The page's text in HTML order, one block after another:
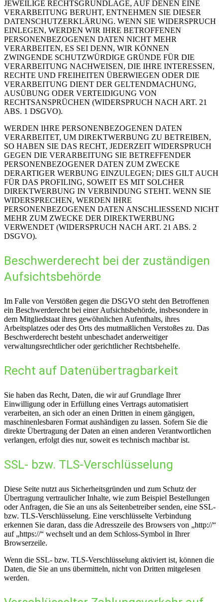
JEWEILIGE RECHTSGRUNDLAGE, AUF DENEN EINE
VERARBEITUNG BERUHT, ENTNEHMEN SIE DIESER
DATENSCHUTZERKLÄRUNG. WENN SIE WIDERSPRUCH
EINLEGEN, WERDEN WIR IHRE BETROFFENEN
PERSONENBEZOGENEN DATEN NICHT MEHR
VERARBEITEN, ES SEI DENN, WIR KÖNNEN
ZWINGENDE SCHUTZWÜRDIGE GRÜNDE FÜR DIE
VERARBEITUNG NACHWEISEN, DIE IHRE INTERESSEN,
RECHTE UND FREIHEITEN ÜBERWIEGEN ODER DIE
VERARBEITUNG DIENT DER GELTENDMACHUNG,
AUSÜBUNG ODER VERTEIDIGUNG VON
RECHTSANSPRÜCHEN (WIDERSPRUCH NACH ART. 21
ABS. 1 DSGVO).
WERDEN IHRE PERSONENBEZOGENEN DATEN
VERARBEITET, UM DIREKTWERBUNG ZU BETREIBEN,
SO HABEN SIE DAS RECHT, JEDERZEIT WIDERSPRUCH
GEGEN DIE VERARBEITUNG SIE BETREFFENDER
PERSONENBEZOGENER DATEN ZUM ZWECKE
DERARTIGER WERBUNG EINZULEGEN; DIES GILT AUCH
FÜR DAS PROFILING, SOWEIT ES MIT SOLCHER
DIREKTWERBUNG IN VERBINDUNG STEHT. WENN SIE
WIDERSPRECHEN, WERDEN IHRE
PERSONENBEZOGENEN DATEN ANSCHLIESSEND NICHT
MEHR ZUM ZWECKE DER DIREKTWERBUNG
VERWENDET (WIDERSPRUCH NACH ART. 21 ABS. 2
DSGVO).
Beschwerde­recht bei der zuständigen
Aufsichts­behörde
Im Falle von Verstößen gegen die DSGVO steht den Betroffenen
ein Beschwerderecht bei einer Aufsichtsbehörde, insbesondere in
dem Mitgliedstaat ihres gewöhnlichen Aufenthalts, ihres
Arbeitsplatzes oder des Orts des mutmaßlichen Verstoßes zu. Das
Beschwerderecht besteht unbeschadet anderweitiger
verwaltungsrechtlicher oder gerichtlicher Rechtsbehelfe.
Recht auf Daten­übertrag­barkeit
Sie haben das Recht, Daten, die wir auf Grundlage Ihrer
Einwilligung oder in Erfüllung eines Vertrags automatisiert
verarbeiten, an sich oder an einen Dritten in einem gängigen,
maschinenlesbaren Format aushändigen zu lassen. Sofern Sie die
direkte Übertragung der Daten an einen anderen Verantwortlichen
verlangen, erfolgt dies nur, soweit es technisch machbar ist.
SSL- bzw. TLS-Verschlüsselung
Diese Seite nutzt aus Sicherheitsgründen und zum Schutz der
Übertragung vertraulicher Inhalte, wie zum Beispiel Bestellungen
oder Anfragen, die Sie an uns als Seitenbetreiber senden, eine SSL-
bzw. TLS-Verschlüsselung. Eine verschlüsselte Verbindung
erkennen Sie daran, dass die Adresszeile des Browsers von „http://“
auf „https://“ wechselt und an dem Schloss-Symbol in Ihrer
Browserzeile.
Wenn die SSL- bzw. TLS-Verschlüsselung aktiviert ist, können die
Daten, die Sie an uns übermitteln, nicht von Dritten mitgelesen
werden.